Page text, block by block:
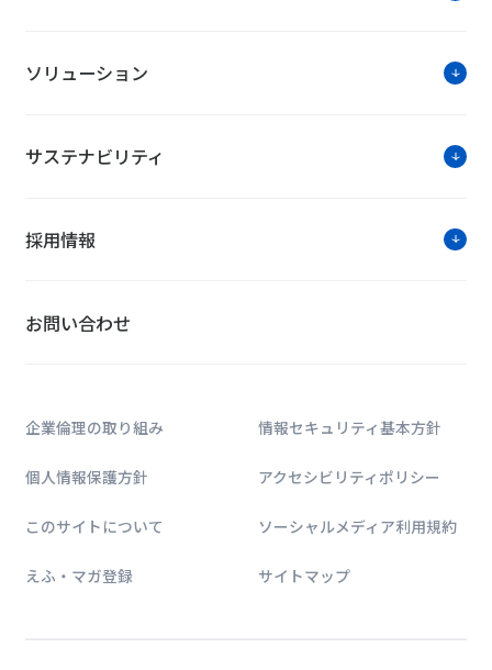
ソリューション
サステナビリティ
採用情報
お問い合わせ
企業倫理の取り組み 情報セキュリティ基本方針
個人情報保護方針 アクセシビリティポリシー
このサイトについて ソーシャルメディア利用規約
えふ・マガ登録 サイトマップ